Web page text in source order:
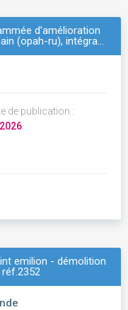
d’amélioration
(opah-ru), intégra…
de publication :
emilion - démolition